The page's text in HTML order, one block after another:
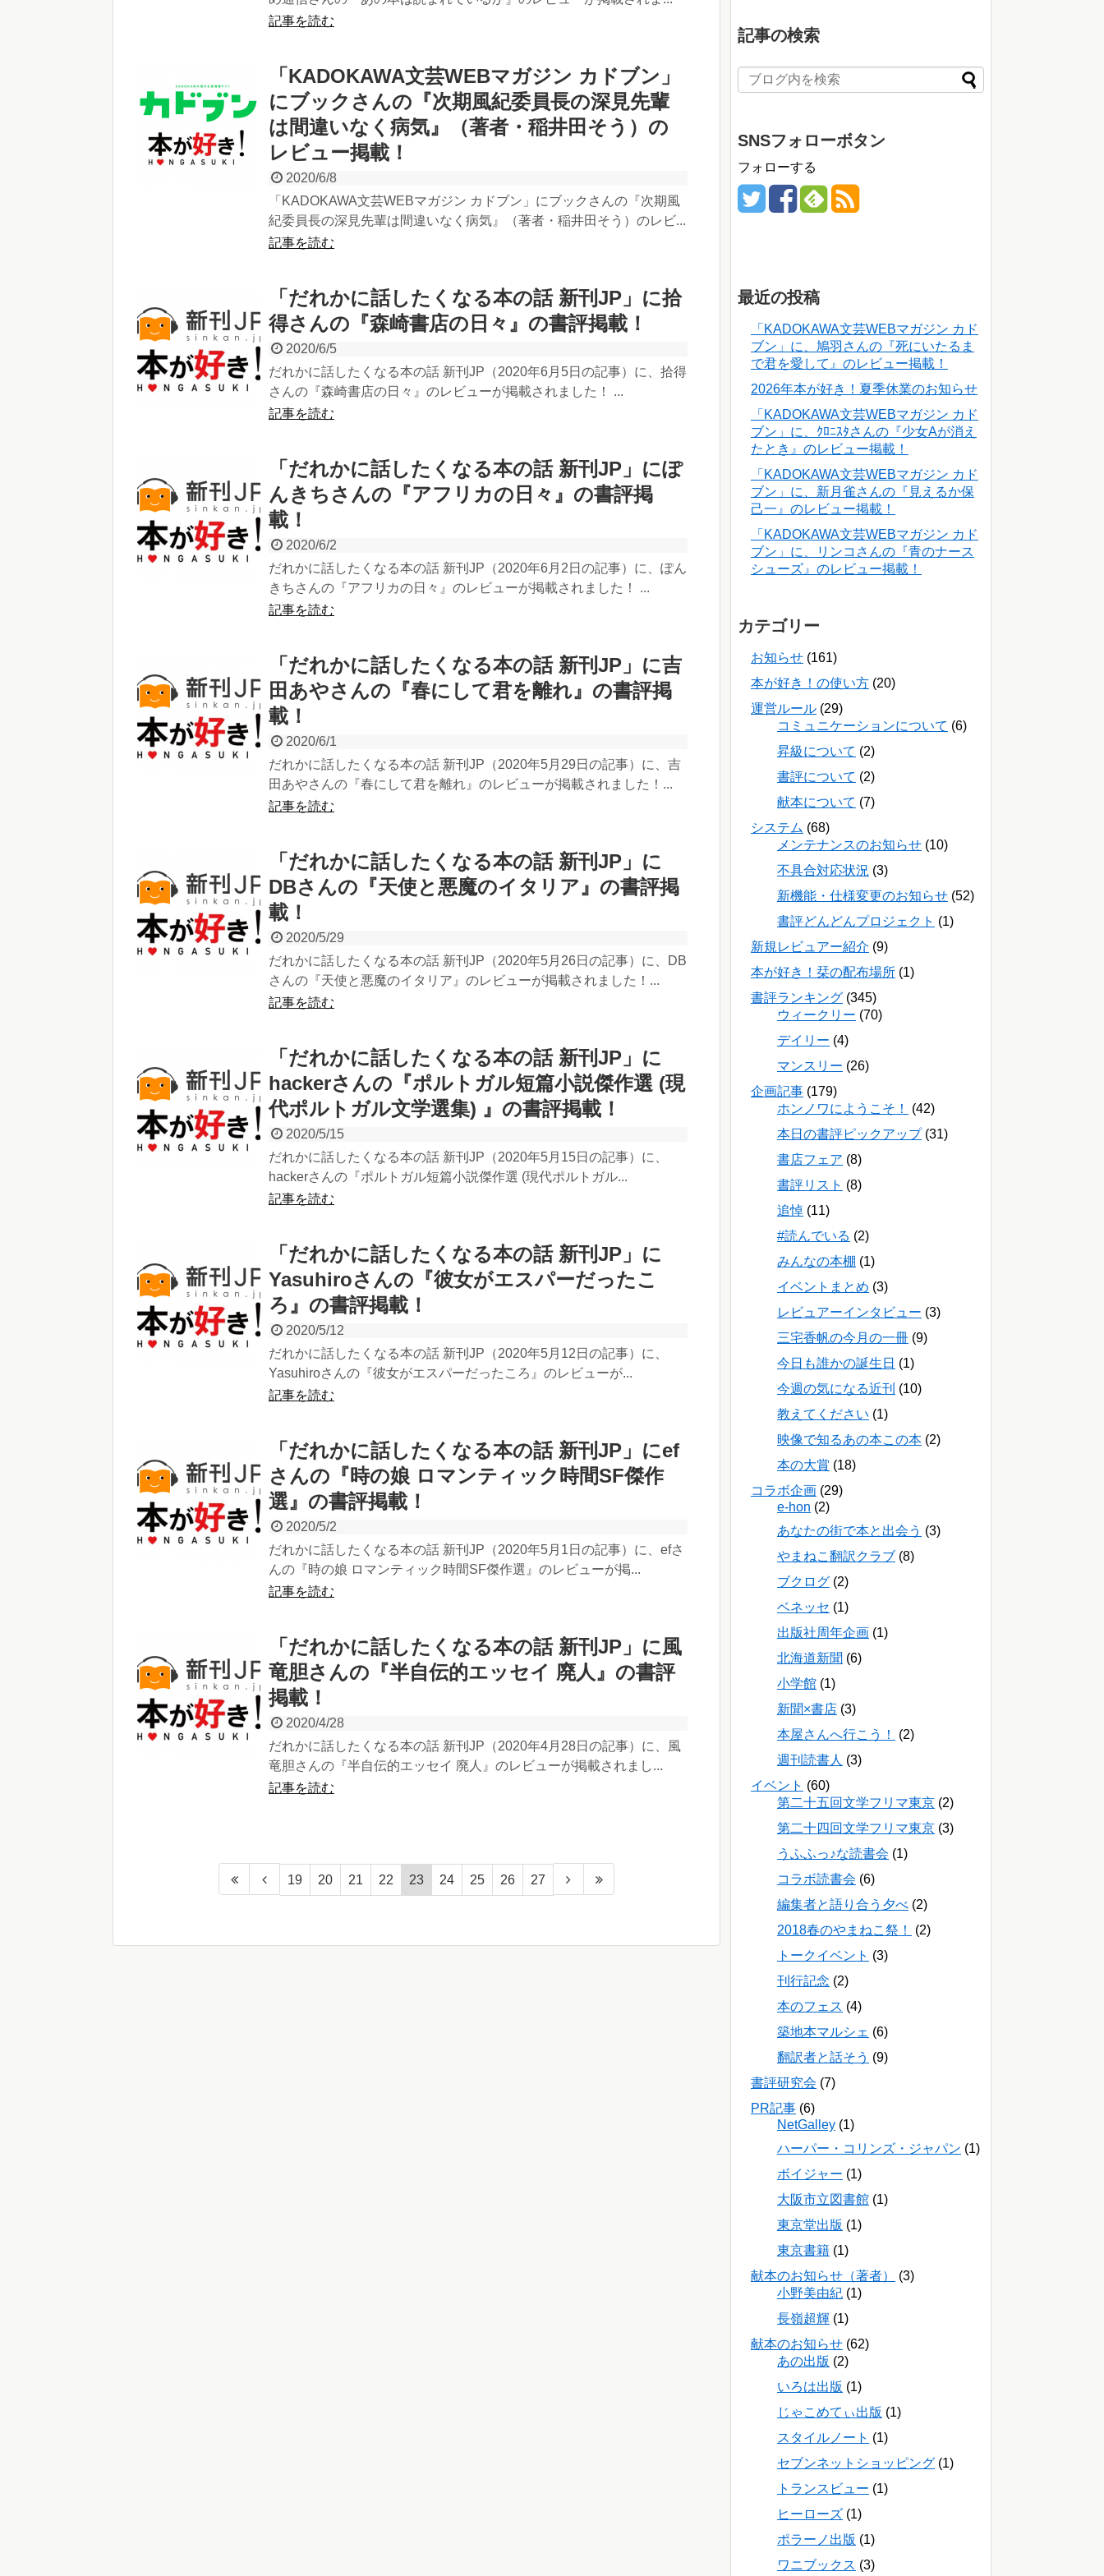
記事を読む
「KADOKAWA文芸WEBマガジン カドブン」
にブックさんの『次期風紀委員長の深見先輩
は間違いなく病気』（著者・稲井田そう）の
レビュー掲載！
2020/6/8
「KADOKAWA文芸WEBマガジン カドブン」にブックさんの『次期風
紀委員長の深見先輩は間違いなく病気』（著者・稲井田そう）のレビ...
記事を読む
「だれかに話したくなる本の話 新刊JP」に拾
得さんの『森崎書店の日々』の書評掲載！
2020/6/5
だれかに話したくなる本の話 新刊JP（2020年6月5日の記事）に、拾得
さんの『森崎書店の日々』のレビューが掲載されました！ ...
記事を読む
「だれかに話したくなる本の話 新刊JP」にぽ
んきちさんの『アフリカの日々』の書評掲
載！
2020/6/2
だれかに話したくなる本の話 新刊JP（2020年6月2日の記事）に、ぽん
きちさんの『アフリカの日々』のレビューが掲載されました！ ...
記事を読む
「だれかに話したくなる本の話 新刊JP」に吉
田あやさんの『春にして君を離れ』の書評掲
載！
2020/6/1
だれかに話したくなる本の話 新刊JP（2020年5月29日の記事）に、吉
田あやさんの『春にして君を離れ』のレビューが掲載されました！...
記事を読む
「だれかに話したくなる本の話 新刊JP」に
DBさんの『天使と悪魔のイタリア』の書評掲
載！
2020/5/29
だれかに話したくなる本の話 新刊JP（2020年5月26日の記事）に、DB
さんの『天使と悪魔のイタリア』のレビューが掲載されました！...
記事を読む
「だれかに話したくなる本の話 新刊JP」に
hackerさんの『ポルトガル短篇小説傑作選 (現
代ポルトガル文学選集) 』の書評掲載！
2020/5/15
だれかに話したくなる本の話 新刊JP（2020年5月15日の記事）に、
hackerさんの『ポルトガル短篇小説傑作選 (現代ポルトガル...
記事を読む
「だれかに話したくなる本の話 新刊JP」に
Yasuhiroさんの『彼女がエスパーだったこ
ろ』の書評掲載！
2020/5/12
だれかに話したくなる本の話 新刊JP（2020年5月12日の記事）に、
Yasuhiroさんの『彼女がエスパーだったころ』のレビューが...
記事を読む
「だれかに話したくなる本の話 新刊JP」にef
さんの『時の娘 ロマンティック時間SF傑作
選』の書評掲載！
2020/5/2
だれかに話したくなる本の話 新刊JP（2020年5月1日の記事）に、efさ
んの『時の娘 ロマンティック時間SF傑作選』のレビューが掲...
記事を読む
「だれかに話したくなる本の話 新刊JP」に風
竜胆さんの『半自伝的エッセイ 廃人』の書評
掲載！
2020/4/28
だれかに話したくなる本の話 新刊JP（2020年4月28日の記事）に、風
竜胆さんの『半自伝的エッセイ 廃人』のレビューが掲載されまし...
記事を読む
19 20 21 22 23 24 25 26 27
記事の検索
SNSフォローボタン
フォローする
最近の投稿
「KADOKAWA文芸WEBマガジン カド
ブン」に、鳩羽さんの『死にいたるま
で君を愛して』のレビュー掲載！
2026年本が好き！夏季休業のお知らせ
「KADOKAWA文芸WEBマガジン カド
ブン」に、ｸﾛﾆｽﾀさんの『少女Aが消え
たとき』のレビュー掲載！
「KADOKAWA文芸WEBマガジン カド
ブン」に、新月雀さんの『見えるか保
己一』のレビュー掲載！
「KADOKAWA文芸WEBマガジン カド
ブン」に、リンコさんの『青のナース
シューズ』のレビュー掲載！
カテゴリー
お知らせ (161)
本が好き！の使い方 (20)
運営ルール (29)
コミュニケーションについて (6)
昇級について (2)
書評について (2)
献本について (7)
システム (68)
メンテナンスのお知らせ (10)
不具合対応状況 (3)
新機能・仕様変更のお知らせ (52)
書評どんどんプロジェクト (1)
新規レビュアー紹介 (9)
本が好き！栞の配布場所 (1)
書評ランキング (345)
ウィークリー (70)
デイリー (4)
マンスリー (26)
企画記事 (179)
ホンノワにようこそ！
(42)
本日の書評ピックアップ(31)
書店フェア (8)
書評リスト (8)
追悼 (11)
#読んでいる (2)
みんなの本棚 (1)
イベントまとめ (3)
レビュアーインタビュー (3)
三宅香帆の今月の一冊 (9)
今日も誰かの誕生日 (1)
今週の気になる近刊 (10)
教えてください (1)
映像で知るあの本この本 (2)
本の大賞 (18)
コラボ企画 (29)
e-hon (2)
あなたの街で本と出会う (3)
やまねこ翻訳クラブ (8)
ブクログ (2)
ベネッセ (1)
出版社周年企画 (1)
北海道新聞 (6)
小学館 (1)
新聞×書店 (3)
本屋さんへ行こう！
(2)
週刊読書人 (3)
イベント (60)
第二十五回文学フリマ東京 (2)
第二十四回文学フリマ東京 (3)
うふふっ♪な読書会 (1)
コラボ読書会 (6)
編集者と語り合う夕べ (2)
2018春のやまねこ祭！
(2)
トークイベント (3)
刊行記念 (2)
本のフェス (4)
築地本マルシェ (6)
翻訳者と話そう (9)
書評研究会 (7)
PR記事 (6)
NetGalley (1)
ハーパー・コリンズ・ジャパン (1)
ボイジャー (1)
大阪市立図書館 (1)
東京堂出版 (1)
東京書籍 (1)
献本のお知らせ（著者）
(3)
小野美由紀 (1)
長嶺超輝 (1)
献本のお知らせ (62)
あの出版 (2)
いろは出版 (1)
じゃこめてぃ出版 (1)
スタイルノート (1)
セブンネットショッピング (1)
トランスビュー (1)
ヒーローズ (1)
ポラーノ出版 (1)
ワニブックス (3)